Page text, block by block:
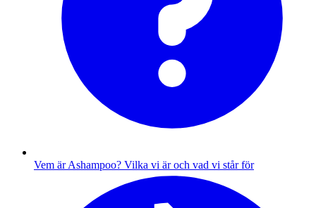
Vem är Ashampoo? Vilka vi är och vad vi står för